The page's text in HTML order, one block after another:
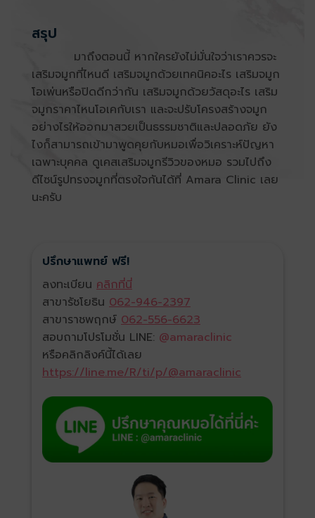
สรุป
มาถึงตอนนี้ หากใครยังไม่มั่นใจว่าเราควรจะ
เสริมจมูกที่ไหนดี เสริมจมูกด้วยเทคนิคอะไร เสริมจมูก
โอเพ่นหรือปิดดีกว่ากัน เสริมจมูกด้วยวัสดุอะไร เสริม
จมูกราคาไหนโอเคกับเรา และจะปรับโครงสร้างจมูก
อย่างไรให้ออกมาสวยเป็นธรรมชาติและปลอดภัย ยัง
ไงก็สามารถเข้ามาพูดคุยกับหมอเพื่อวิเคราะห์ปัญหา
เฉพาะบุคคล ดูเคสเสริมจมูกรีวิวของหมอ รวมไปถึง
ดีไซน์รูปทรงจมูกที่ตรงใจกันได้ที่ Amara Clinic เลย
นะครับ
ปรึกษาแพทย์ ฟรี!
ลงทะเบียน คลิกที่นี่
สาขารัชโยธิน 062-946-2397
สาขาราชพฤกษ์ 062-556-6623
สอบถามโปรโมชั่น LINE: @amaraclinic
หรือคลิกลิงค์นี้ได้เลย
https://line.me/R/ti/p/@amaraclinic